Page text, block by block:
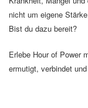
nicht um eigene
Bist du dazu bereit?
Erlebe Hour of Power
ermutigt, verbindet